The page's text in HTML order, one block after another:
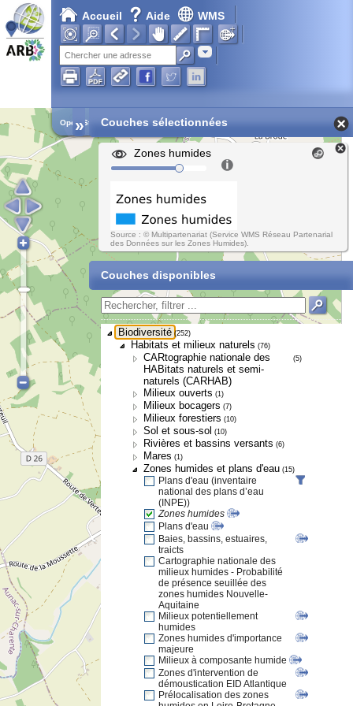
Accueil Aide WMS
Adresse
Open Street Map
» Couches sélectionnées
Zones humides
Source : © Multipartenariat (Service WMS Réseau Partenarial
des Données sur les Zones Humides).
Couches disponibles
Biodiversité (252)
Habitats et milieux naturels (76)
CARtographie nationale des
HABitats naturels et semi-
naturels (CARHAB)
(5)
Milieux ouverts (1)
Milieux bocagers (7)
Milieux forestiers (10)
Sol et sous-sol (10)
Rivières et bassins versants (6)
Mares (1)
Zones humides et plans d'eau (15)
Plans d'eau (inventaire
national des plans d’eau
(INPE))
Zones humides
Plans d'eau
Baies, bassins, estuaires,
traicts
Cartographie nationale des
milieux humides - Probabilité
de présence seuillée des
zones humides Nouvelle-
Aquitaine
Milieux potentiellement
humides
Zones humides d'importance
majeure
Milieux à composante humide
Zones d'intervention de
démoustication EID Atlantique
Prélocalisation des zones